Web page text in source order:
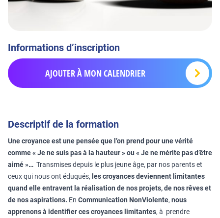
Informations d’inscription
AJOUTER À MON CALENDRIER
Descriptif de la formation
Une croyance est une pensée que l’on prend pour une vérité
comme « Je ne suis pas à la hauteur » ou « Je ne mérite pas d’être
aimé »… Transmises depuis le plus jeune âge, par nos parents et
ceux qui nous ont éduqués, les croyances deviennent limitantes
quand elle entravent la réalisation de nos projets, de nos rêves et
de nos aspirations. En Communication NonViolente, nous
apprenons à identifier ces croyances limitantes, à prendre